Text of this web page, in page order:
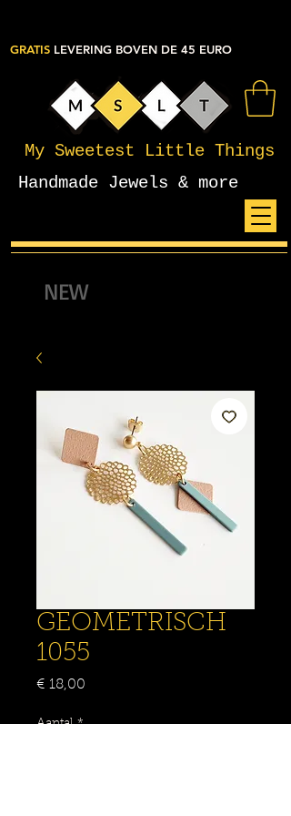
My Sweetest Little Things
Handmade Jewels & more
GRATIS LEVERING BOVEN DE 45 EURO
NEW
GEOMETRISCH
1055
€ 18,00
Aantal *